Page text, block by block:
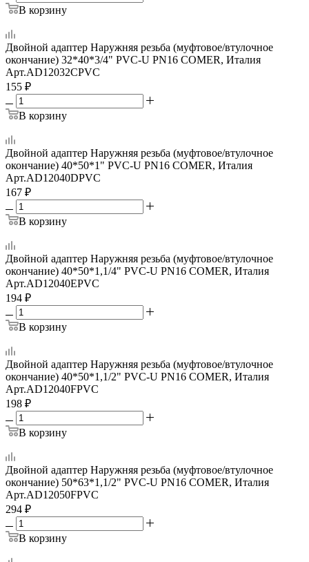
В корзину
Двойной адаптер Наружняя резьба (муфтовое/втулочное
окончание) 32*40*3/4" PVC-U PN16 COMER, Италия
Арт.AD12032CPVC
155 ₽
В корзину
Двойной адаптер Наружняя резьба (муфтовое/втулочное
окончание) 40*50*1" PVC-U PN16 COMER, Италия
Арт.AD12040DPVC
167 ₽
В корзину
Двойной адаптер Наружняя резьба (муфтовое/втулочное
окончание) 40*50*1,1/4" PVC-U PN16 COMER, Италия
Арт.AD12040EPVC
194 ₽
В корзину
Двойной адаптер Наружняя резьба (муфтовое/втулочное
окончание) 40*50*1,1/2" PVC-U PN16 COMER, Италия
Арт.AD12040FPVC
198 ₽
В корзину
Двойной адаптер Наружняя резьба (муфтовое/втулочное
окончание) 50*63*1,1/2" PVC-U PN16 COMER, Италия
Арт.AD12050FPVC
294 ₽
В корзину